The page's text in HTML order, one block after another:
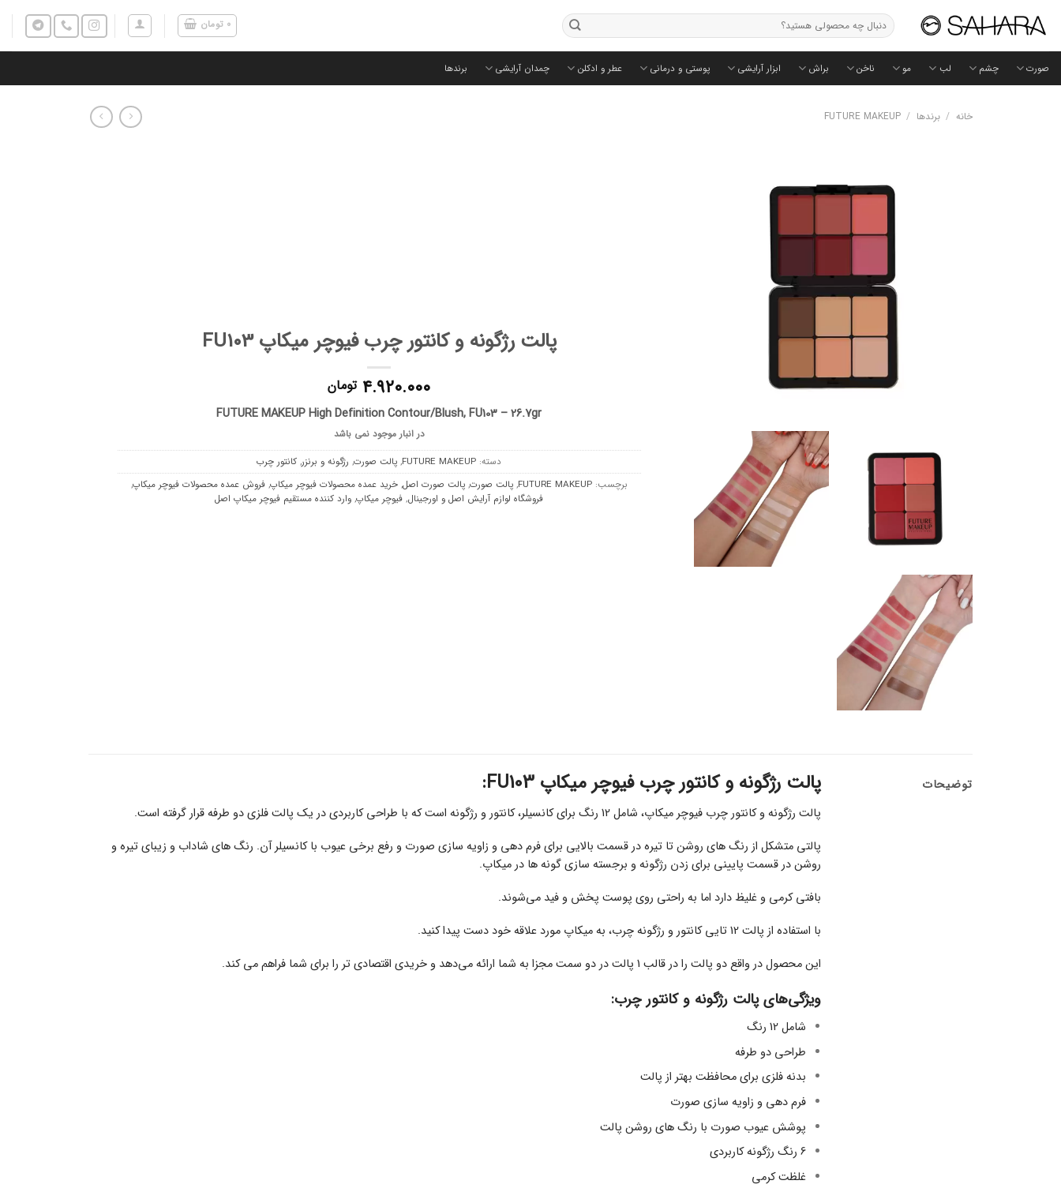
جستجو
برای:
۰ تومان
صورت چشم لب مو ناخن براش ابزار آرایشی پوستی و درمانی عطر و ادکلن چمدان آرایشی برندها
خانه / برندها /
FUTURE MAKEUP
پالت رژگونه و کانتور چرب فیوچر میکاپ FU103
۴.۹۲۰.۰۰۰ تومان
FUTURE MAKEUP High Definition Contour/Blush, FU103 – 26.7gr
در انبار موجود نمی باشد
دسته: FUTURE MAKEUP
, پالت صورت, رژگونه و برنزر, کانتور چرب
برچسب:FUTURE MAKEUP
,پالت صورت,پالت صورت اصل,خرید عمده محصولات فیوچر میکاپ,فروش عمده محصولات فیوچر میکاپ,
فروشگاه لوازم آرایش اصل و اورجینال, فیوچر میکاپ, وارد کننده مستقیم فیوچر میکاپ اصل
توضیحات پالت رژگونه و کانتور چرب فیوچر میکاپ FU103:
پالت رژگونه و کانتور چرب فیوچر میکاپ، شامل 12 رنگ برای کانسیلر، کانتور و رژگونه است که با طراحی کاربردی در یک پالت فلزی دو طرفه قرار گرفته است.
پالتی متشکل از رنگ های روشن تا تیره در قسمت بالایی برای فرم دهی و زاویه سازی صورت و رفع برخی عیوب با کانسیلر آن. رنگ های شاداب و زیبای تیره و
روشن در قسمت پایینی برای زدن رژگونه و برجسته سازی گونه ها در میکاپ.
بافتی کرمی و غلیظ دارد اما به راحتی روی پوست پخش و فید می‌شوند.
با استفاده از پالت 12 تایی کانتور و رژگونه چرب، به میکاپ مورد علاقه خود دست پیدا کنید.
این محصول در واقع دو پالت را در قالب 1 پالت در دو سمت مجزا به شما ارائه می‌دهد و خریدی اقتصادی تر را برای شما فراهم می کند.
ویژگی‌های پالت رژگونه و کانتور چرب:
شامل 12 رنگ
طراحی دو طرفه
بدنه فلزی برای محافظت بهتر از پالت
فرم دهی و زاویه سازی صورت
پوشش عیوب صورت با رنگ های روشن پالت
6 رنگ رژگونه کاربردی
غلظت کرمی